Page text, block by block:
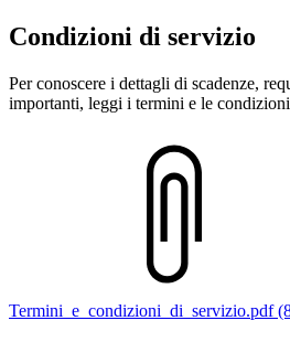
Condizioni di servizio
Per conoscere i dettagli di scadenze,
importanti, leggi i termini e le
Termini_e_condizioni_di_servizio.pdf